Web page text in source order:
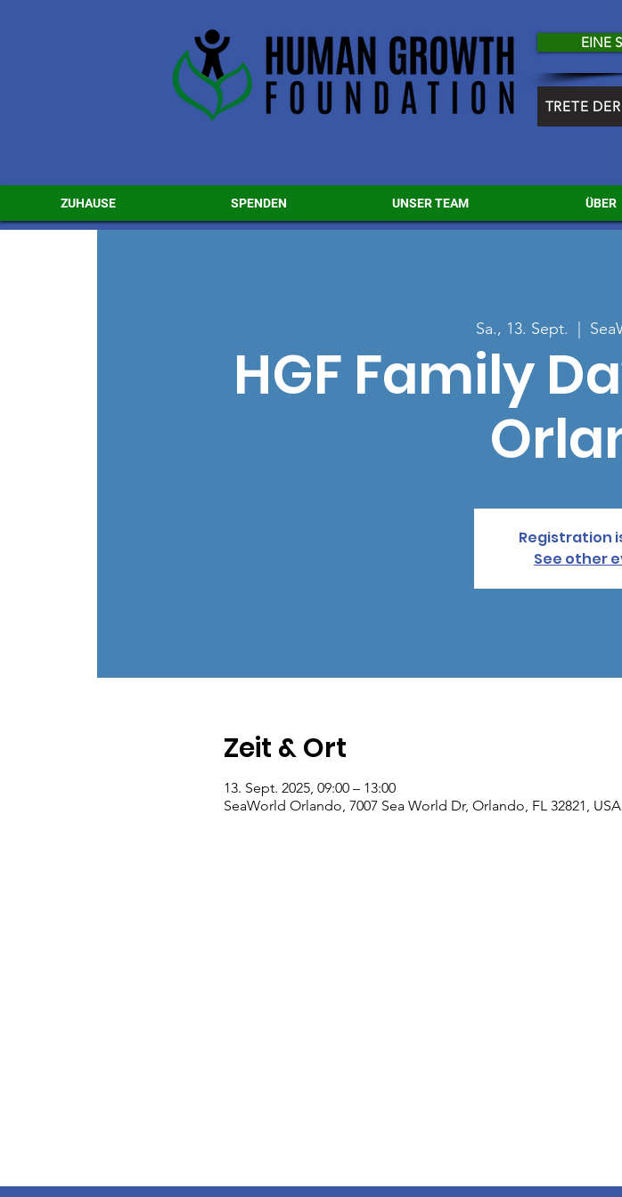
EINE
TRETE
ZUHAUSE SPENDEN UNSER TEAM ÜBER
Sa., 13. Sept.
HGF Family
Registration
See other
Zeit & Ort
13. Sept. 2025, 09:00 – 13:00
SeaWorld Orlando, 7007 Sea World Dr, Orlando, FL 32821, USA